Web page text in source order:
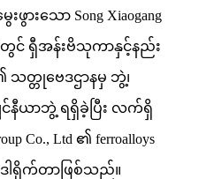
ဖွားသော Song Xiaogang
င် ရှီအန်းဗိသုကာနှင့်နည်း
တ္တုဗေဒဌာနမှ ဘွဲ့၊
နီယာဘွဲ့ ရရှိခဲ့ပြီး လက်ရှိ
Co., Ltd ၏ ferroalloys
ါရိုက်တာဖြစ်သည်။